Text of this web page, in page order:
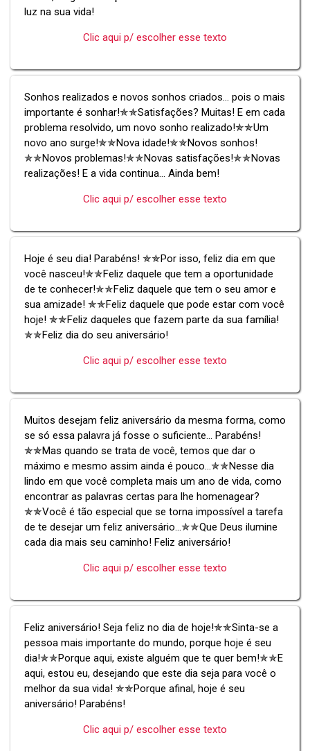
luz na sua vida!
Clic aqui p/ escolher esse texto
Sonhos realizados e novos sonhos criados... pois o mais
importante é sonhar!✯✯Satisfações? Muitas! E em cada
problema resolvido, um novo sonho realizado!✯✯Um
novo ano surge!✯✯Nova idade!✯✯Novos sonhos!
✯✯Novos problemas!✯✯Novas satisfações!✯✯Novas
realizações! E a vida continua... Ainda bem!
Clic aqui p/ escolher esse texto
Hoje é seu dia! Parabéns! ✯✯Por isso, feliz dia em que
você nasceu!✯✯Feliz daquele que tem a oportunidade
de te conhecer!✯✯Feliz daquele que tem o seu amor e
sua amizade! ✯✯Feliz daquele que pode estar com você
hoje! ✯✯Feliz daqueles que fazem parte da sua família!
✯✯Feliz dia do seu aniversário!
Clic aqui p/ escolher esse texto
Muitos desejam feliz aniversário da mesma forma, como
se só essa palavra já fosse o suficiente... Parabéns!
✯✯Mas quando se trata de você, temos que dar o
máximo e mesmo assim ainda é pouco...✯✯Nesse dia
lindo em que você completa mais um ano de vida, como
encontrar as palavras certas para lhe homenagear?
✯✯Você é tão especial que se torna impossível a tarefa
de te desejar um feliz aniversário...✯✯Que Deus ilumine
cada dia mais seu caminho! Feliz aniversário!
Clic aqui p/ escolher esse texto
Feliz aniversário! Seja feliz no dia de hoje!✯✯Sinta-se a
pessoa mais importante do mundo, porque hoje é seu
dia!✯✯Porque aqui, existe alguém que te quer bem!✯✯E
aqui, estou eu, desejando que este dia seja para você o
melhor da sua vida! ✯✯Porque afinal, hoje é seu
aniversário! Parabéns!
Clic aqui p/ escolher esse texto